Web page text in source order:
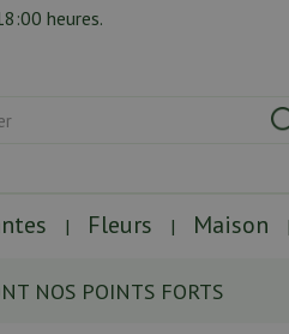
NOS POINTS FORTS
heures.
Fleurs Maison